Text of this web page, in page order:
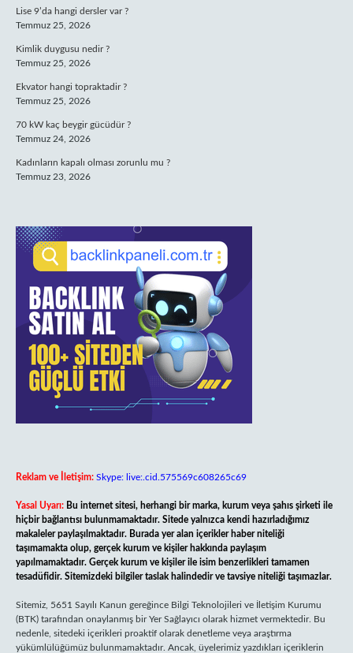
Lise 9’da hangi dersler var ?
Temmuz 25, 2026
Kimlik duygusu nedir ?
Temmuz 25, 2026
Ekvator hangi topraktadir ?
Temmuz 25, 2026
70 kW kaç beygir gücüdür ?
Temmuz 24, 2026
Kadınların kapalı olması zorunlu mu ?
Temmuz 23, 2026
Reklam ve İletişim: Skype: live:.cid.575569c608265c69
Yasal Uyarı: Bu internet sitesi, herhangi bir marka, kurum veya şahıs şirketi ile
hiçbir bağlantısı bulunmamaktadır. Sitede yalnızca kendi hazırladığımız
makaleler paylaşılmaktadır. Burada yer alan içerikler haber niteliği
taşımamakta olup, gerçek kurum ve kişiler hakkında paylaşım
yapılmamaktadır. Gerçek kurum ve kişiler ile isim benzerlikleri tamamen
tesadüfidir. Sitemizdeki bilgiler taslak halindedir ve tavsiye niteliği taşımazlar.
Sitemiz, 5651 Sayılı Kanun gereğince Bilgi Teknolojileri ve İletişim Kurumu
(BTK) tarafından onaylanmış bir Yer Sağlayıcı olarak hizmet vermektedir. Bu
nedenle, sitedeki içerikleri proaktif olarak denetleme veya araştırma
yükümlülüğümüz bulunmamaktadır. Ancak, üyelerimiz yazdıkları içeriklerin